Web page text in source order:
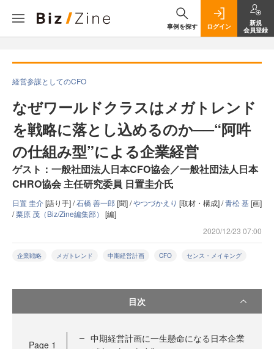
事例を探す ログイン
新規
会員登録
経営参謀としてのCFO
なぜワールドクラスはメガトレンド
を戦略に落とし込めるのか──“阿吽
の仕組み型”による企業経営
ゲスト：一般社団法人日本CFO協会／一般社団法人日本
CHRO協会 主任研究委員 日置圭介氏
日置 圭介[語り手] /石橋 善一郎[聞] /やつづかえり [取材・構成] /青松 基[画]
/栗原 茂（Biz/Zine編集部） [編]
2020/12/23 07:00
企業戦略 メガトレンド 中期経営計画 CFO センス・メイキング
目次
Page 1
中期経営計画に一生懸命になる日本企業